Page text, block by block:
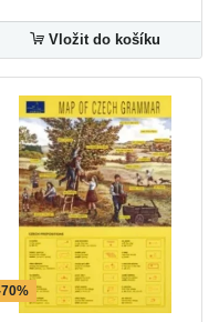
Vložit do košíku